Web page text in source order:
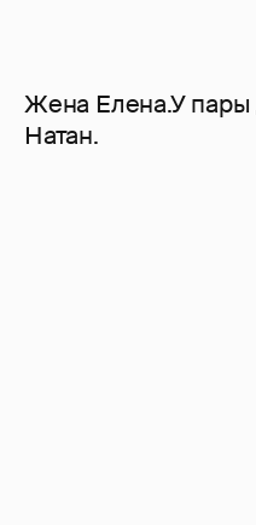
Жена Елена.У пары
Натан.